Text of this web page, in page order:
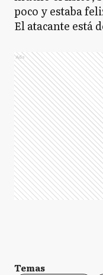
poco y estaba
El atacante está
Ads
Temas